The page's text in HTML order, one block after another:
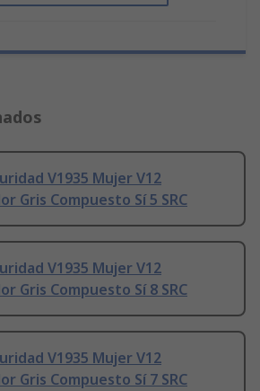
V1935 Mujer V12
Gris Compuesto Sí 5 SRC
V1935 Mujer V12
Gris Compuesto Sí 8 SRC
V1935 Mujer V12
Gris Compuesto Sí 7 SRC